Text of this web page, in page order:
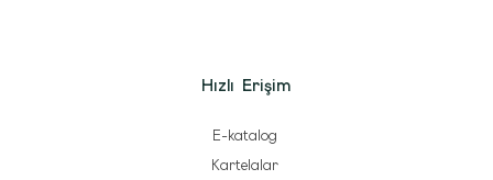
Hızlı Erişim
E-katalog
Kartelalar